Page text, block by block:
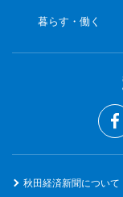
暮らす・働く
秋田経済新聞について